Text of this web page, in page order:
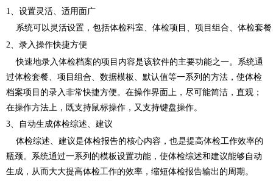
1、设置灵活、适用面广
系统可以灵活设置，包括体检科室、体检项目、项目组合、体检套
2、录入操作快捷方便
快速地录入体检档案的项目内容是该软件的主要功能之一。系统通
过体检套餐、项目组合、数据模板、默认值等一系列的方法，使体检
档案项目的录入非常快捷方便。在操作界面上，尽可能简洁，直观；
在操作方法上，既支持鼠标操作，又支持键盘操作。
3、自动生成体检综述、建议
体检综述、建议是体检报告的核心内容，也是提高体检工作效率的
瓶颈。系统通过一系列的模板设置功能，使体检综述和建议能够自动
生成，从而大大提高体检工作的效率，缩短体检报告输出的周期。